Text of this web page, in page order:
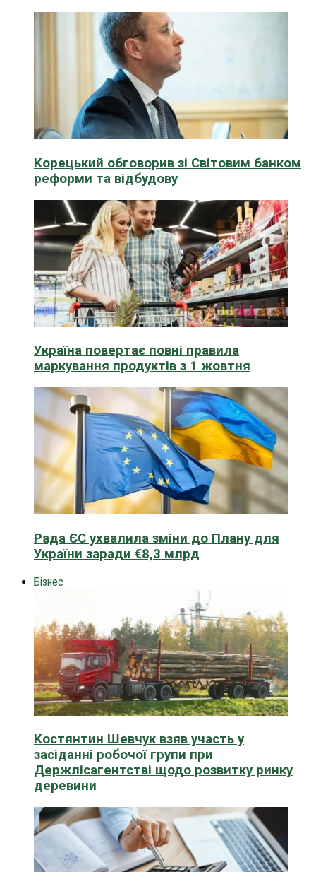
Корецький обговорив зі Світовим банком
реформи та відбудову
Україна повертає повні правила
маркування продуктів з 1 жовтня
Рада ЄС ухвалила зміни до Плану для
України заради €8,3 млрд
Бізнес
Костянтин Шевчук взяв участь у
засіданні робочої групи при
Держлісагентстві щодо розвитку ринку
деревини